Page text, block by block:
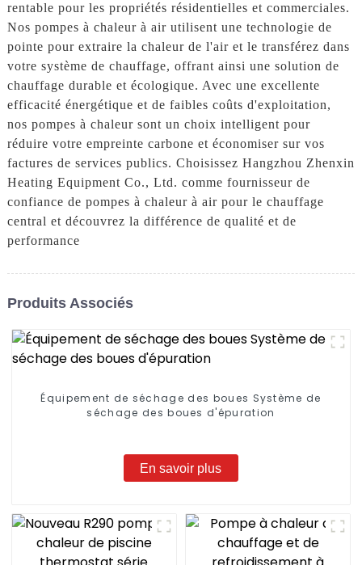
rentable pour les propriétés résidentielles et commerciales.
Nos pompes à chaleur à air utilisent une technologie de
pointe pour extraire la chaleur de l'air et le transférez dans
votre système de chauffage, offrant ainsi une solution de
chauffage durable et écologique. Avec une excellente
efficacité énergétique et de faibles coûts d'exploitation,
nos pompes à chaleur sont un choix intelligent pour
réduire votre empreinte carbone et économiser sur vos
factures de services publics. Choisissez Hangzhou Zhenxin
Heating Equipment Co., Ltd. comme fournisseur de
confiance de pompes à chaleur à air pour le chauffage
central et découvrez la différence de qualité et de
performance
Produits Associés
Équipement de séchage des boues Système de
séchage des boues d'épuration
En savoir plus